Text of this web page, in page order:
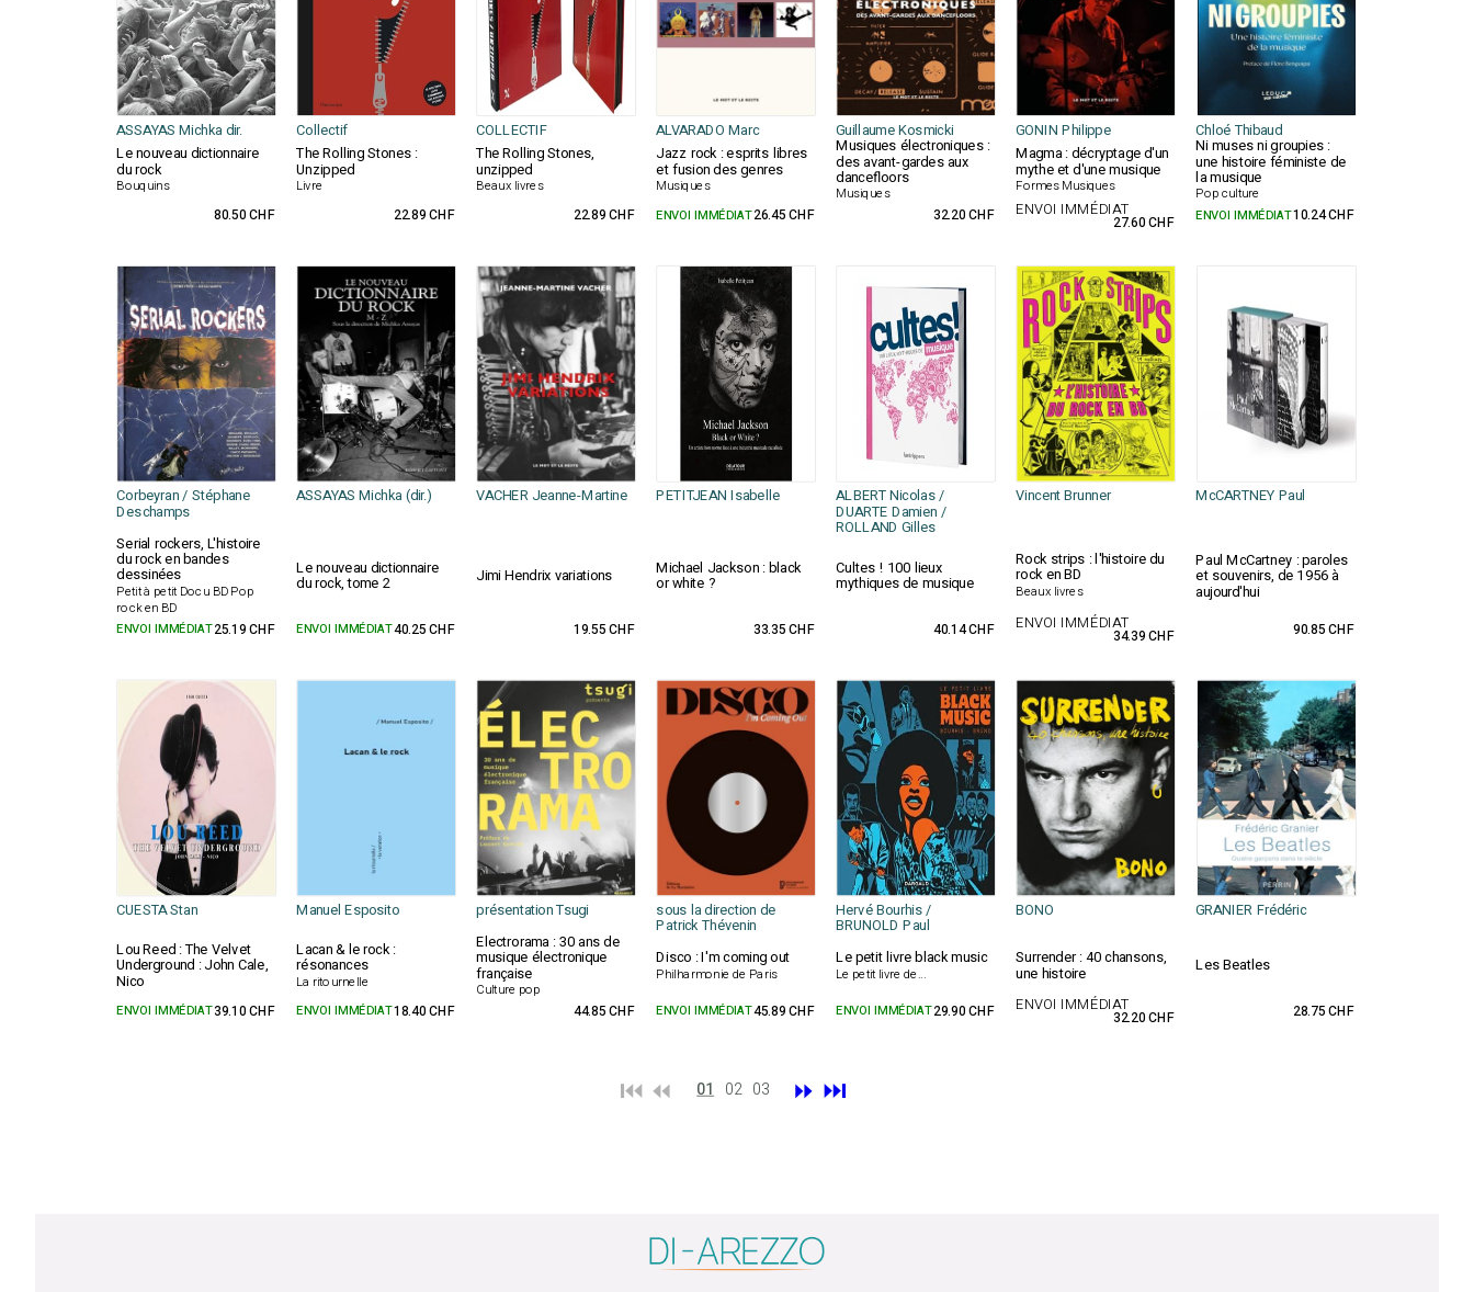
ASSAYAS Michka dir. Collectif COLLECTIF ALVARADO Marc Guillaume Kosmicki GONIN Philippe Chloé Thibaud
Le nouveau dictionnaire
du rock
Bouquins
The Rolling Stones :
Unzipped
Livre
The Rolling Stones,
unzipped
Beaux livres
Jazz rock : esprits libres
et fusion des genres
Musiques
Musiques électroniques :
des avant-gardes aux
dancefloors
Musiques
Magma : décryptage d'un
mythe et d'une musique
Formes Musiques
Ni muses ni groupies :
une histoire féministe de
la musique
Pop culture
80.50 CHF 22.89 CHF 22.89 CHF ENVOI IMMÉDIAT26.45 CHF 32.20 CHF ENVOI IMMÉDIAT
27.60 CHF ENVOI IMMÉDIAT10.24 CHF
Corbeyran / Stéphane
Deschamps
ASSAYAS Michka (dir.) VACHER Jeanne-Martine PETITJEAN Isabelle ALBERT Nicolas /
DUARTE Damien /
ROLLAND Gilles
Vincent Brunner McCARTNEY Paul
Serial rockers, L'histoire
du rock en bandes
dessinées
Petit à petit Docu BD Pop
rock en BD
Le nouveau dictionnaire
du rock, tome 2 Jimi Hendrix variations Michael Jackson : black
or white ?
Cultes ! 100 lieux
mythiques de musique
Rock strips : l'histoire du
rock en BD
Beaux livres
Paul McCartney : paroles
et souvenirs, de 1956 à
aujourd'hui
ENVOI IMMÉDIAT25.19 CHF ENVOI IMMÉDIAT40.25 CHF 19.55 CHF 33.35 CHF 40.14 CHF ENVOI IMMÉDIAT
34.39 CHF 90.85 CHF
CUESTA Stan Manuel Esposito présentation Tsugi sous la direction de
Patrick Thévenin
Hervé Bourhis /
BRUNOLD Paul
BONO
GRANIER Frédéric
Lou Reed : The Velvet
Underground : John Cale,
Nico
Lacan & le rock :
résonances
La ritournelle
Electrorama : 30 ans de
musique électronique
française
Culture pop
Disco : I'm coming out
Philharmonie de Paris
Le petit livre black music
Le petit livre de...
Surrender : 40 chansons,
une histoire Les Beatles
ENVOI IMMÉDIAT39.10 CHF ENVOI IMMÉDIAT18.40 CHF 44.85 CHF ENVOI IMMÉDIAT45.89 CHF ENVOI IMMÉDIAT29.90 CHF ENVOI IMMÉDIAT
32.20 CHF 28.75 CHF
⏮️ ⏪ 01 02 03 ⏩ ⏭️